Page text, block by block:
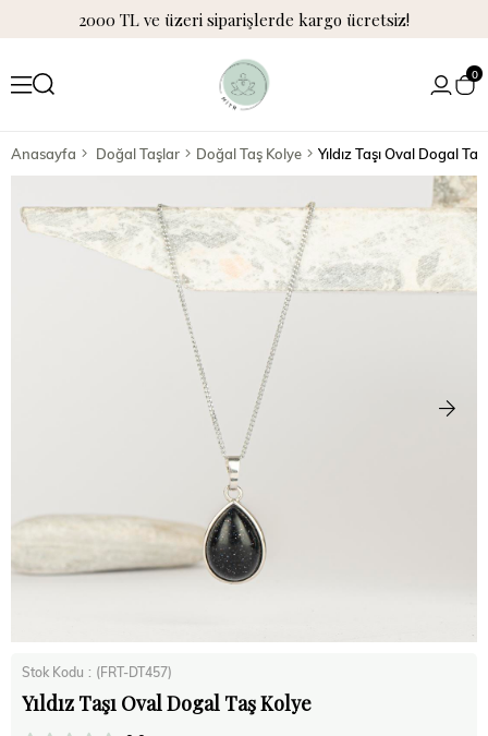
2000 TL ve üzeri siparişlerde kargo ücretsiz!
0
Anasayfa Doğal Taşlar Doğal Taş Kolye Yıldız Taşı Oval Dogal
Stok Kodu (FRT-DT457)
Yıldız Taşı Oval Dogal Taş Kolye